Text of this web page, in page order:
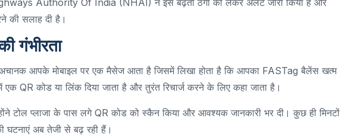
की सलाह दी है।
गंभीरता
अचानक आपके मोबाइल पर एक मैसेज आता है जिसमें लिखा होता है कि आपका FASTag बैलेंस खत्म
QR कोड या लिंक दिया जाता है और तुरंत रिचार्ज करने के लिए कहा जाता है।
टोल प्लाजा के पास लगे QR कोड को स्कैन किया और आवश्यक जानकारी भर दी। कुछ ही मिनटों
अब तेजी से बढ़ रही हैं।